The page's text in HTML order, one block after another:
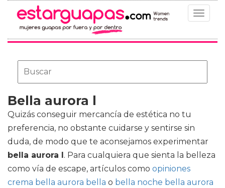
Toggle
Bella aurora l
Quizás conseguir mercancía de estética no tu
preferencia, no obstante cuidarse y sentirse sin
duda, de modo que te aconsejamos experimentar
bella aurora l . Para cualquiera que sienta la belleza
como vía de escape, artículos como opiniones
crema bella aurora bella o bella noche bella aurora